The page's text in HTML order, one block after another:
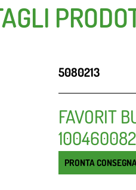
5080213
FAVORIT
100460082
PRONTA